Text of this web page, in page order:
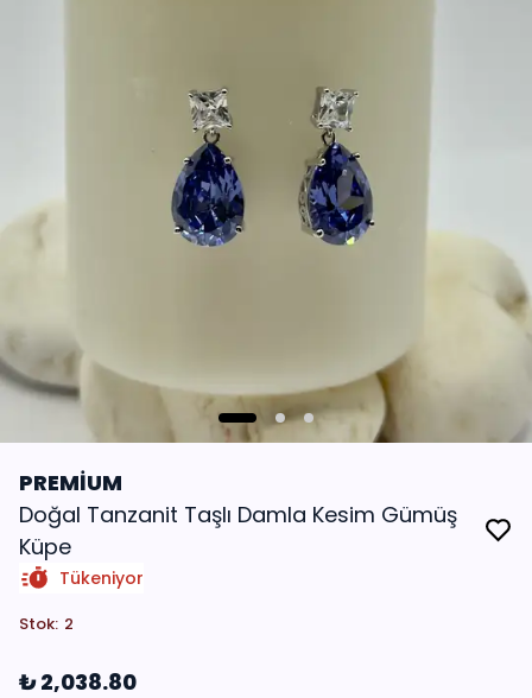
PREMİUM
Doğal Tanzanit Taşlı Damla Kesim Gümüş
Küpe
Tükeniyor
Stok: 2
₺ 2,038.80